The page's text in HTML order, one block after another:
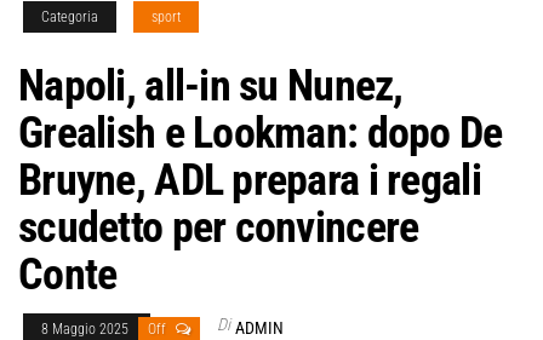
Categoria sport
Napoli, all-in su Nunez,
Grealish e Lookman: dopo De
Bruyne, ADL prepara i regali
scudetto per convincere
Conte
8 Maggio 2025 Off Di ADMIN